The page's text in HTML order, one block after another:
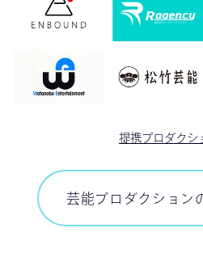
提携プロダクシ
芸能プロダクション